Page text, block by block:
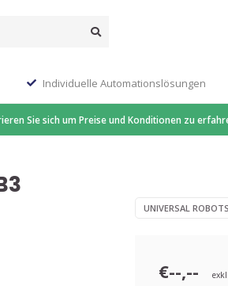
Individuelle Automationslösungen
Sie sich um Preise und Konditionen zu
UNIVERSAL ROBOTS
€--,--